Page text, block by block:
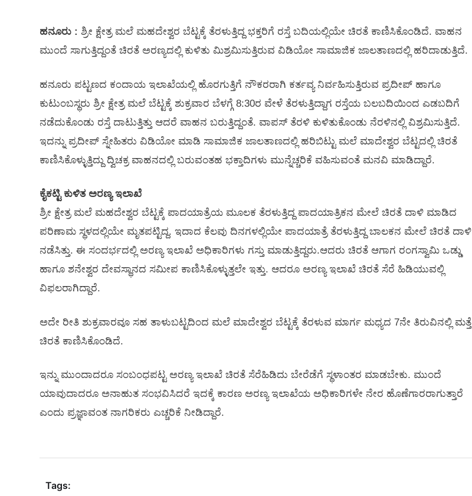
ಹನೂರು : ಶ್ರೀ ಕ್ಷೇತ್ರ ಮಲೆ ಮಹದೇಶ್ವರ ಬೆಟ್ಟಕ್ಕೆ ತೆರಳುತ್ತಿದ್ದ ಭಕ್ತರಿಗೆ ರಸ್ತೆ ಬದಿಯಲ್ಲಿಯೇ ಚಿರತೆ ಕಾಣಿಸಿಕೊಂಡಿದೆ. ವಾಹನ
ಮುಂದೆ ಸಾಗುತ್ತಿದ್ದಂತೆ ಚಿರತೆ ಅರಣ್ಯದಲ್ಲಿ ಕುಳಿತು ಮಿಶ್ರಮಿಸುತ್ತಿರುವ ವಿಡಿಯೋ ಸಾಮಾಜಿಕ ಜಾಲತಾಣದಲ್ಲಿ ಹರಿದಾಡುತ್ತಿದೆ.
ಹನೂರು ಪಟ್ಟಣದ ಕಂದಾಯ ಇಲಾಖೆಯಲ್ಲಿ ಹೊರಗುತ್ತಿಗೆ ನೌಕರರಾಗಿ ಕರ್ತವ್ಯ ನಿರ್ವಹಿಸುತ್ತಿರುವ ಪ್ರದೀಪ್ ಹಾಗೂ
ಕುಟುಂಬಸ್ಥರು ಶ್ರೀ ಕ್ಷೇತ್ರ ಮಲೆ ಬೆಟ್ಟಕ್ಕೆ ಶುಕ್ರವಾರ ಬೆಳಗ್ಗೆ 8:30ರ ವೇಳೆ ತೆರಳುತ್ತಿದ್ದಾಗ ರಸ್ತೆಯ ಬಲಬದಿಯಿಂದ ಎಡಬದಿಗೆ
ನಡೆದುಕೊಂಡು ರಸ್ತೆ ದಾಟುತ್ತಿತ್ತು ಆದರೆ ವಾಹನ ಬರುತ್ತಿದ್ದಂತೆ. ವಾಪಸ್ ತೆರಳಿ ಕುಳಿತುಕೊಂಡು ನೆರಳಿನಲ್ಲಿ ವಿಶ್ರಮಿಸುತ್ತಿದೆ.
ಇದನ್ನು ಪ್ರದೀಪ್ ಸ್ನೇಹಿತರು ವಿಡಿಯೋ ಮಾಡಿ ಸಾಮಾಜಿಕ ಜಾಲತಾಣದಲ್ಲಿ ಹರಿಬಿಟ್ಟು ಮಲೆ ಮಾದೇಶ್ವರ ಬೆಟ್ಟದಲ್ಲಿ ಚಿರತೆ
ಕಾಣಿಸಿಕೊಳ್ಳುತ್ತಿದ್ದು ದ್ವಿಚಕ್ರ ವಾಹನದಲ್ಲಿ ಬರುವಂತಹ ಭಕ್ತಾದಿಗಳು ಮುನ್ನೆಚ್ಚರಿಕೆ ವಹಿಸುವಂತೆ ಮನವಿ ಮಾಡಿದ್ದಾರೆ.
ಕೈಕಟ್ಟಿ ಕುಳಿತ ಅರಣ್ಯ ಇಲಾಖೆ
ಶ್ರೀ ಕ್ಷೇತ್ರ ಮಲೆ ಮಹದೇಶ್ವರ ಬೆಟ್ಟಕ್ಕೆ ಪಾದಯಾತ್ರೆಯ ಮೂಲಕ ತೆರಳುತ್ತಿದ್ದ ಪಾದಯಾತ್ರಿಕನ ಮೇಲೆ ಚಿರತೆ ದಾಳಿ ಮಾಡಿದ
ಪರಿಣಾಮ ಸ್ಥಳದಲ್ಲಿಯೇ ಮೃತಪಟ್ಟಿದ್ದ. ಇದಾದ ಕೆಲವು ದಿನಗಳಲ್ಲಿಯೇ ಪಾದಯಾತ್ರೆ ತೆರಳುತ್ತಿದ್ದ ಬಾಲಕನ ಮೇಲೆ ಚಿರತೆ ದಾಳಿ
ನಡೆಸಿತ್ತು. ಈ ಸಂದರ್ಭದಲ್ಲಿ ಅರಣ್ಯ ಇಲಾಖೆ ಅಧಿಕಾರಿಗಳು ಗಸ್ತು ಮಾಡುತ್ತಿದ್ದರು.ಆದರು ಚಿರತೆ ಆಗಾಗ ರಂಗಸ್ವಾಮಿ ಒಡ್ಡು
ಹಾಗೂ ಶನೇಶ್ವರ ದೇವಸ್ಥಾನದ ಸಮೀಪ ಕಾಣಿಸಿಕೊಳ್ಳುತ್ತಲೇ ಇತ್ತು. ಆದರೂ ಅರಣ್ಯ ಇಲಾಖೆ ಚಿರತೆ ಸೆರೆ ಹಿಡಿಯುವಲ್ಲಿ
ವಿಫಲರಾಗಿದ್ದಾರೆ.
ಅದೇ ರೀತಿ ಶುಕ್ರವಾರವೂ ಸಹ ತಾಳುಬಟ್ಟದಿಂದ ಮಲೆ ಮಾದೇಶ್ವರ ಬೆಟ್ಟಕ್ಕೆ ತೆರಳುವ ಮಾರ್ಗ ಮಧ್ಯದ 7ನೇ ತಿರುವಿನಲ್ಲಿ ಮತ್ತೆ
ಚಿರತೆ ಕಾಣಿಸಿಕೊಂಡಿದೆ.
ಇನ್ನು ಮುಂದಾದರೂ ಸಂಬಂಧಪಟ್ಟ ಅರಣ್ಯ ಇಲಾಖೆ ಚಿರತೆ ಸೆರೆಹಿಡಿದು ಬೇರೆಡೆಗೆ ಸ್ಥಳಾಂತರ ಮಾಡಬೇಕು. ಮುಂದೆ
ಯಾವುದಾದರೂ ಅನಾಹುತ ಸಂಭವಿಸಿದರೆ ಇದಕ್ಕೆ ಕಾರಣ ಅರಣ್ಯ ಇಲಾಖೆಯ ಅಧಿಕಾರಿಗಳೇ ನೇರ ಹೊಣೆಗಾರರಾಗುತ್ತಾರೆ
ಎಂದು ಪ್ರಜ್ಞಾವಂತ ನಾಗರಿಕರು ಎಚ್ಚರಿಕೆ ನೀಡಿದ್ದಾರೆ.
Tags: